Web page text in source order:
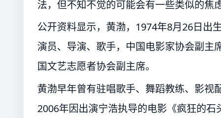
法，但不知不觉的可能会有一些类似的焦
公开资料显示，黄渤，1974年8月26日出
演员、导演、歌手，中国电影家协会副主
国文艺志愿者协会副主席。
黄渤早年曾有驻唱歌手、舞蹈教练、影视
2006年因出演宁浩执导的电影《疯狂的石